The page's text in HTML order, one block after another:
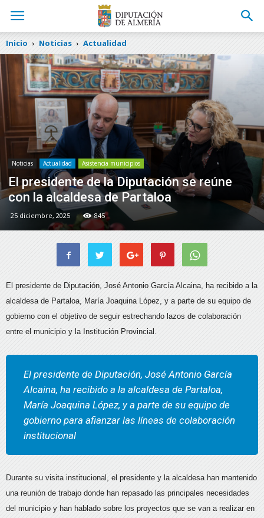
Inicio Noticias Actualidad
Noticias Actualidad Asistencia municipios
El presidente de la Diputación se reúne
con la alcaldesa de Partaloa
25 diciembre, 2025 845
El presidente de Diputación, José Antonio García Alcaina, ha recibido a la
alcaldesa de Partaloa, María Joaquina López, y a parte de su equipo de
gobierno con el objetivo de seguir estrechando lazos de colaboración
entre el municipio y la Institución Provincial.
El presidente de Diputación, José Antonio García
Alcaina, ha recibido a la alcaldesa de Partaloa,
María Joaquina López, y a parte de su equipo de
gobierno para afianzar las líneas de colaboración
institucional
Durante su visita institucional, el presidente y la alcaldesa han mantenido
una reunión de trabajo donde han repasado las principales necesidades
del municipio y han hablado sobre los proyectos que se van a realizar en